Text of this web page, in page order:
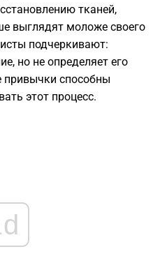
тканей,
выглядят моложе своего
подчеркивают:
но не определяет его
привычки способны
этот процесс.